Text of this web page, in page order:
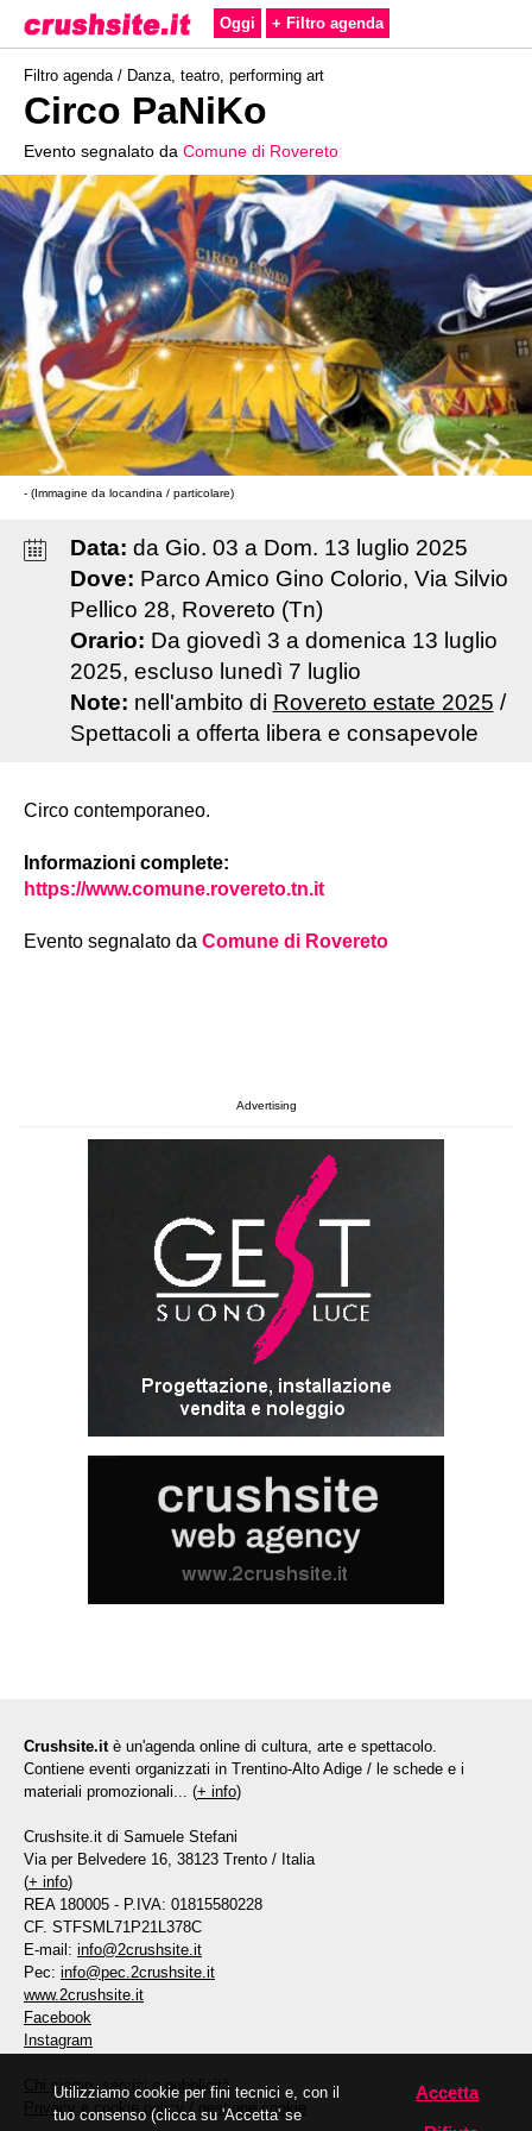
Oggi + Filtro agenda
Filtro agenda / Danza, teatro, performing art
Circo PaNiKo
Evento segnalato da Comune di Rovereto
- (Immagine da locandina / particolare)
Data: da Gio. 03 a Dom. 13 luglio 2025
Dove: Parco Amico Gino Colorio, Via Silvio
Pellico 28, Rovereto (Tn)
Orario: Da giovedì 3 a domenica 13 luglio
2025, escluso lunedì 7 luglio
Note: nell'ambito di Rovereto estate 2025 /
Spettacoli a offerta libera e consapevole
Circo contemporaneo.
Informazioni complete:
https://www.comune.rovereto.tn.it
Evento segnalato da Comune di Rovereto
Advertising
Crushsite.it è un'agenda online di cultura, arte e spettacolo.
Contiene eventi organizzati in Trentino-Alto Adige / le schede e i
materiali promozionali... (+ info)
Crushsite.it di Samuele Stefani
Via per Belvedere 16, 38123 Trento / Italia
(+ info)
REA 180005 - P.IVA: 01815580228
CF. STFSML71P21L378C
E-mail: info@2crushsite.it
Pec: info@pec.2crushsite.it
www.2crushsite.it
Facebook
Instagram
Chi siamo, servizi e pubblicità
Privacy e cookie policy/ gestione cookie
Utilizziamo cookie per fini tecnici e, con il
tuo consenso (clicca su 'Accetta' se
Accetta